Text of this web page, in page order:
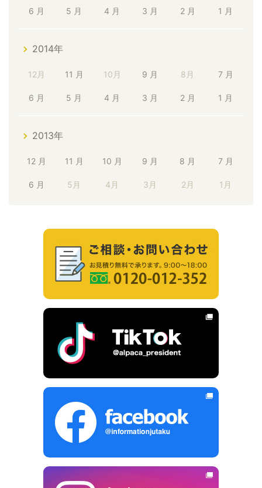
6 月 5 月 4 月 3 月 2 月 1 月
2014年
12月 11 月 10月 9 月 8月 7 月
6 月 5 月 4 月 3 月 2 月 1 月
2013年
12 月 11 月 10 月 9 月 8 月 7 月
6 月 5月 4月 3月 2月 1月